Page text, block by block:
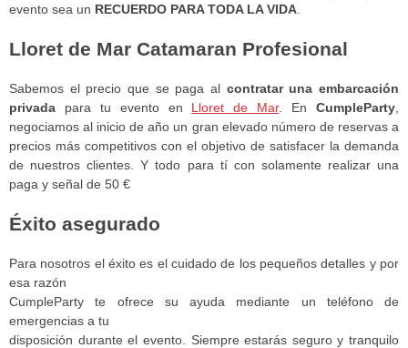
evento sea un RECUERDO PARA TODA LA VIDA
Lloret de Mar Catamaran Profesional
Sabemos el precio que se paga al contratar una embarcación
privada para tu evento en Lloret de Mar. EnCumpleParty
negociamos al inicio de año un gran elevado número de reservas a
precios más competitivos con el objetivo de satisfacer la demanda
de nuestros clientes. Y todo para tí con solamente realizar una
paga y señal de 50 €
Éxito asegurado
Para nosotros el éxito es el cuidado de los pequeños detalles y por
esa razón
CumpleParty te ofrece su ayuda mediante un teléfono de
emergencias a tu
disposición durante el evento. Siempre estarás seguro y tranquilo